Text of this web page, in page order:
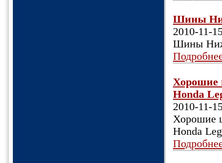
Шины
2010-11-
Шины
Хорошие
Honda
2010-11-
Хорошие
Honda